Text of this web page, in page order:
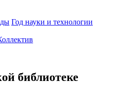
Год науки и технологии
библиотеке